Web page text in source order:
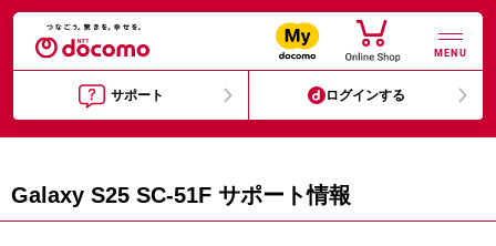
MENU
サポート ログインする
Galaxy S25 SC-51F サポート情報